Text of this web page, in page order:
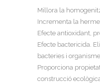
Millora la
Incrementa la
Efecte antioxidant,
Efecte bactericida.
bacteries i
Proporciona
construcció